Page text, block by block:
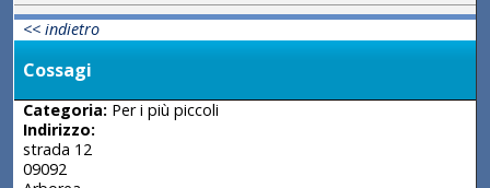
<< indietro
Cossagi
Categoria:Per i più piccoli
Indirizzo:
strada 12
09092